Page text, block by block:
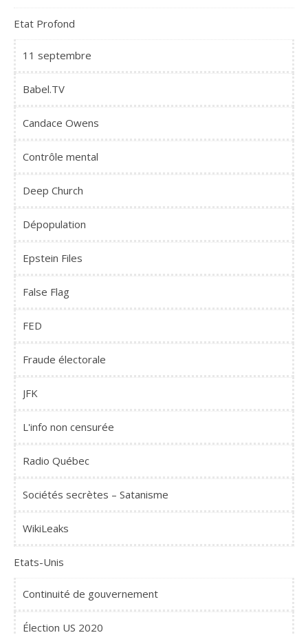
Etat Profond
11 septembre
Babel.TV
Candace Owens
Contrôle mental
Deep Church
Dépopulation
Epstein Files
False Flag
FED
Fraude électorale
JFK
L'info non censurée
Radio Québec
Sociétés secrètes – Satanisme
WikiLeaks
Etats-Unis
Continuité de gouvernement
Élection US 2020